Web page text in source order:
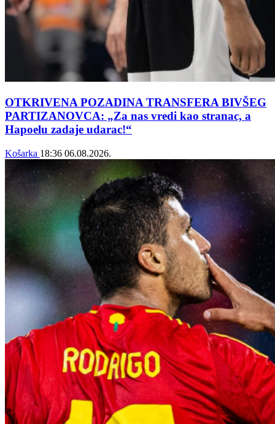
OTKRIVENA POZADINA TRANSFERA BIVŠEG
PARTIZANOVCA: „Za nas vredi kao stranac, a
Hapoelu zadaje udarac!“
Košarka 18:36 06.08.2026.